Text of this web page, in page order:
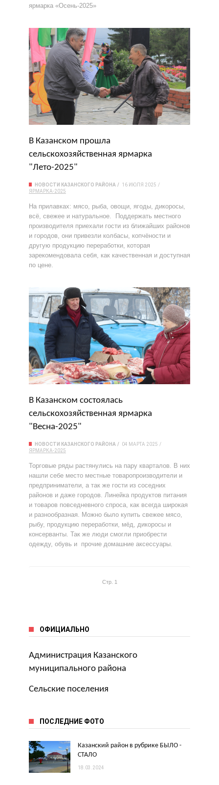
ярмарка «Осень-2025»
В Казанском прошла
сельскохозяйственная ярмарка
"Лето-2025"
НОВОСТИ КАЗАНСКОГО РАЙОНА
16 ИЮЛЯ 2025
ЯРМАРКА-2025
На прилавках: мясо, рыба, овощи, ягоды, дикоросы,
всё, свежее и натуральное. Поддержать местного
производителя приехали гости из ближайших районов
и городов, они привезли колбасы, копчёности и
другую продукцию переработки, которая
зарекомендовала себя, как качественная и доступная
по цене.
В Казанском состоялась
сельскохозяйственная ярмарка
"Весна-2025"
НОВОСТИ КАЗАНСКОГО РАЙОНА
04 МАРТА 2025
ЯРМАРКА-2025
Торговые ряды растянулись на пару кварталов. В них
нашли себе место местные товаропроизводители и
предприниматели, а так же гости из соседних
районов и даже городов. Линейка продуктов питания
и товаров повседневного спроса, как всегда широкая
и разнообразная. Можно было купить свежее мясо,
рыбу, продукцию переработки, мёд, дикоросы и
консерванты. Так же люди смогли приобрести
одежду, обувь и прочие домашние аксессуары.
Стр. 1
ОФИЦИАЛЬНО
Администрация Казанского
муниципального района
Сельские поселения
ПОСЛЕДНИЕ ФОТО
Казанский район в рубрике БЫЛО -
СТАЛО
18.03.2024